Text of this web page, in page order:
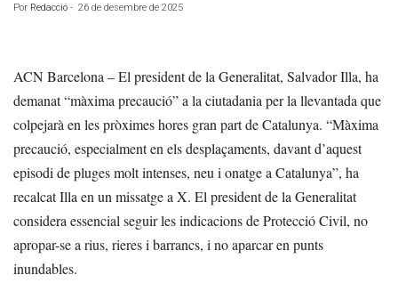
Por Redacció - 26 de desembre de 2025
ACN Barcelona – El president de la Generalitat, Salvador Illa, ha
demanat “màxima precaució” a la ciutadania per la llevantada que
colpejarà en les pròximes hores gran part de Catalunya. “Màxima
precaució, especialment en els desplaçaments, davant d’aquest
episodi de pluges molt intenses, neu i onatge a Catalunya”, ha
recalcat Illa en un missatge a X. El president de la Generalitat
considera essencial seguir les indicacions de Protecció Civil, no
apropar-se a rius, rieres i barrancs, i no aparcar en punts
inundables.